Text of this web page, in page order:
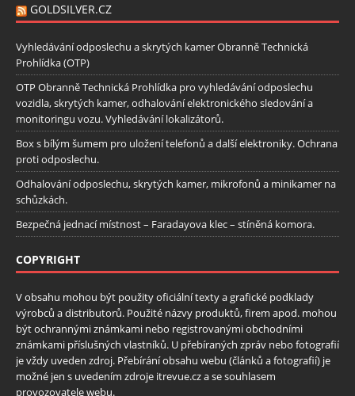
GOLDSILVER.CZ
Vyhledávání odposlechu a skrytých kamer Obranně Technická
Prohlídka (OTP)
OTP Obranně Technická Prohlídka pro vyhledávání odposlechu
vozidla, skrytých kamer, odhalování elektronického sledování a
monitoringu vozu. Vyhledávání lokalizátorů.
Box s bílým šumem pro uložení telefonů a další elektroniky. Ochrana
proti odposlechu.
Odhalování odposlechu, skrytých kamer, mikrofonů a minikamer na
schůzkách.
Bezpečná jednací místnost – Faradayova klec – stíněná komora.
COPYRIGHT
V obsahu mohou být použity oficiální texty a grafické podklady
výrobců a distributorů. Použité názvy produktů, firem apod. mohou
být ochrannými známkami nebo registrovanými obchodními
známkami příslušných vlastníků. U přebíraných zpráv nebo fotografií
je vždy uveden zdroj. Přebírání obsahu webu (článků a fotografií) je
možné jen s uvedením zdroje itrevue.cz a se souhlasem
provozovatele webu.